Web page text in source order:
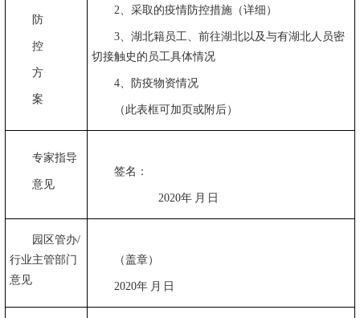
防
控
方
案
2 、采取的疫情防控措施（详细）
3 、湖北籍员工、前往湖北以及与有湖北人员密
切接触史的员工具体情况
4 、防疫物资情况
（此表框可加页或附后）
专家指导
意见
签名：
2020年 月 日
园区管办/
行业主管部门
意见
（盖章）
2020年 月 日